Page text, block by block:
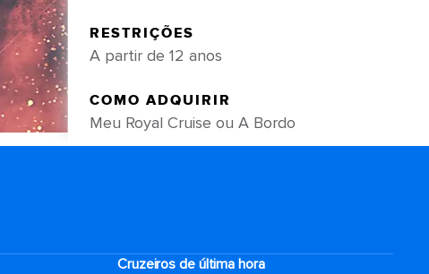
RESTRIÇÕES
A partir de 12 anos
COMO ADQUIRIR
Meu Royal Cruise ou A Bordo
Cruzeiros de última hora